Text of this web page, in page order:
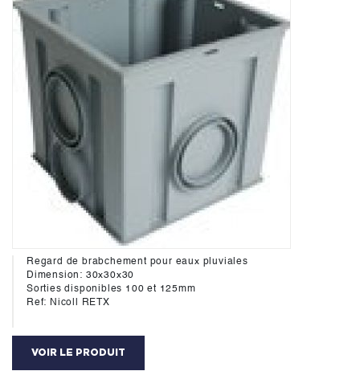
Regard de brabchement pour eaux pluviales
Dimension: 30x30x30
Sorties disponibles 100 et 125mm
Ref: Nicoll RETX
VOIR LE PRODUIT